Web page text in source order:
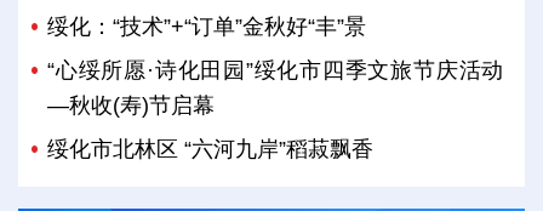
绥化：“技术”+“订单”金秋好“丰”景
“心绥所愿·诗化田园”绥化市四季文旅节庆活动
—秋收(寿)节启幕
绥化市北林区 “六河九岸”稻菽飘香